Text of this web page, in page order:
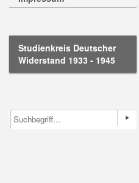
Studienkreis Deutscher
Widerstand 1933 - 1945